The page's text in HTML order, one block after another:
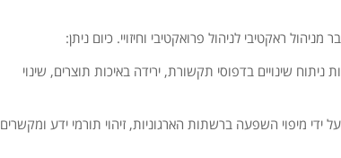
שינויים בדפוסי תקשורת, ירידה באיכות תוצרים, שינוי
ידי מיפוי השפעה ברשתות הארגוניות, זיהוי תורמי ידע ומקשרים